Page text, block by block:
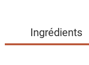
Ingrédients